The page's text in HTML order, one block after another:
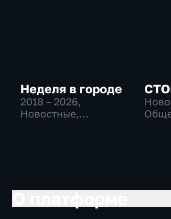
Неделя в городе
2018 – 2026,
Новостные,